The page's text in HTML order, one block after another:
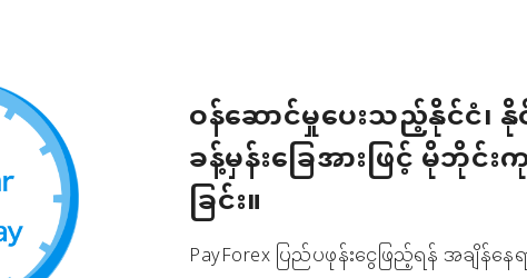
ဝန်ဆောင်မှုပေးသည့်နိုင်ငံ၊ နို
ခန့်မှန်းခြေအားဖြင့် မိုဘိုင်
ခြင်း။
PayForex ပြည်ပဖုန်းငွေဖြည့်ရန် အချိ